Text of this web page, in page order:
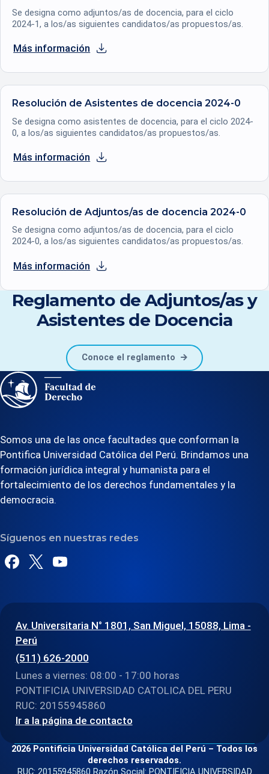
Se designa como adjuntos/as de docencia, para el ciclo
2024-1, a los/as siguientes candidatos/as propuestos/as.
Más informaciónse abre en una nueva pestaña
Resolución de Asistentes de docencia 2024-0
Se designa como asistentes de docencia, para el ciclo 2024-
0, a los/as siguientes candidatos/as propuestos/as.
Más informaciónse abre en una nueva pestaña
Resolución de Adjuntos/as de docencia 2024-0
Se designa como adjuntos/as de docencia, para el ciclo
2024-0, a los/as siguientes candidatos/as propuestos/as.
Más informaciónse abre en una nueva pestaña
Reglamento de Adjuntos/as y
Asistentes de Docencia
Conoce el reglamento
Somos una de las once facultades que conforman la
Pontifica Universidad Católica del Perú. Brindamos una
formación jurídica integral y humanista para el
fortalecimiento de los derechos fundamentales y la
democracia.
Síguenos en nuestras redes
Av. Universitaria N° 1801, San Miguel, 15088, Lima -
Perú
(511) 626-2000
Lunes a viernes: 08:00 - 17:00 horas
PONTIFICIA UNIVERSIDAD CATOLICA DEL PERU
RUC: 20155945860
Ir a la página de contacto
2026 Pontificia Universidad Católica del Perú – Todos los
derechos reservados.
RUC: 20155945860 Razón Social: PONTIFICIA UNIVERSIDAD